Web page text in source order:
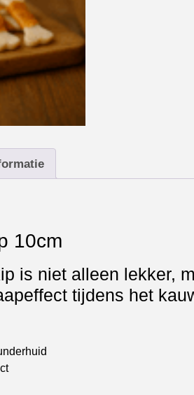
10cm
is niet alleen lekker,
tijdens het